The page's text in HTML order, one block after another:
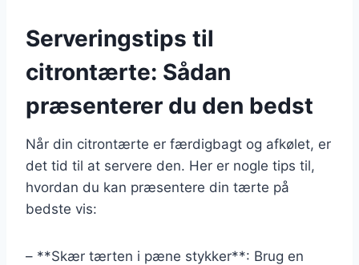
Serveringstips til
citrontærte: Sådan
præsenterer du den bedst
Når din citrontærte er færdigbagt og afkølet, er
det tid til at servere den. Her er nogle tips til,
hvordan du kan præsentere din tærte på
bedste vis:
– **Skær tærten i pæne stykker**: Brug en